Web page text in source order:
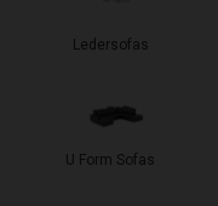
Ledersofas
U Form Sofas